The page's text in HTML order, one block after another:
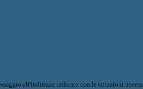
all'indirizzo indicato con le istruzioni